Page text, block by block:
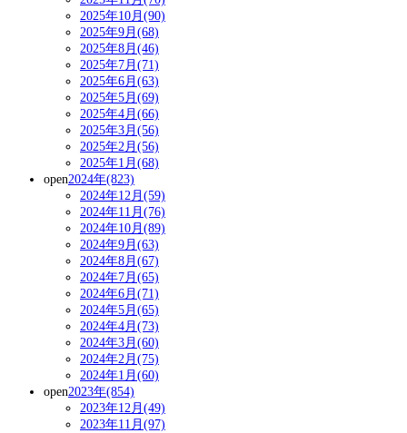
2025年10月(90)
2025年9月(68)
2025年8月(46)
2025年7月(71)
2025年6月(63)
2025年5月(69)
2025年4月(66)
2025年3月(56)
2025年2月(56)
2025年1月(68)
open2024年(823)
2024年12月(59)
2024年11月(76)
2024年10月(89)
2024年9月(63)
2024年8月(67)
2024年7月(65)
2024年6月(71)
2024年5月(65)
2024年4月(73)
2024年3月(60)
2024年2月(75)
2024年1月(60)
open2023年(854)
2023年12月(49)
2023年11月(97)